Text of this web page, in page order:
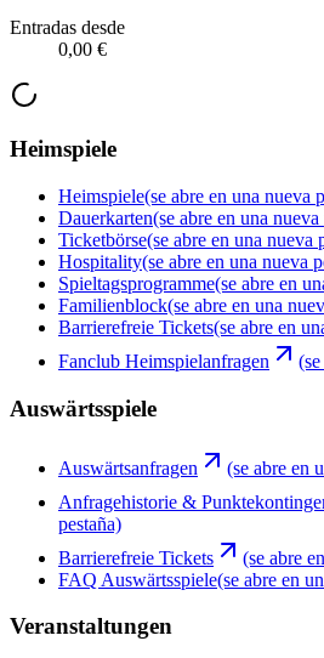
Entradas desde
0,00 €
Heimspiele
Heimspiele(se abre en una nueva
Dauerkarten(se abre en una nueva
Ticketbörse(se abre en una nueva
Hospitality(se abre en una nueva
Spieltagsprogramme(se abre en
Familienblock(se abre en una
Barrierefreie Tickets(se abre en
Fanclub Heimspielanfragen
Auswärtsspiele
Auswärtsanfragen
(se abre en
Anfragehistorie &
pestaña)
Barrierefreie Tickets
(se abre
FAQ Auswärtsspiele(se abre en
Veranstaltungen